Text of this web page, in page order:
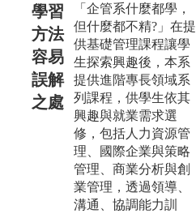
學習
方法
容易
誤解
之處
「企管系什麼都學，
但什麼都不精?」在提
供基礎管理課程讓學
生探索興趣後，本系
提供進階專長領域系
列課程，供學生依其
興趣與就業需求選
修，包括人力資源管
理、國際企業與策略
管理、商業分析與創
業管理，透過領導、
溝通、協調能力訓